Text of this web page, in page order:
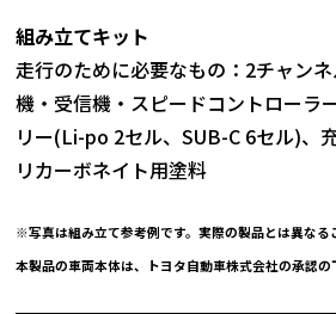
組み立てキット
走行のために必要なもの：2チャン
機・受信機・スピードコントローラ
リー(Li-po 2セル、SUB-C 6セル)、
リカーボネイト用塗料
※写真は組み立て参考例です。実際の製品とは異なる
本製品の車両本体は、トヨタ自動車株式会社の承認の